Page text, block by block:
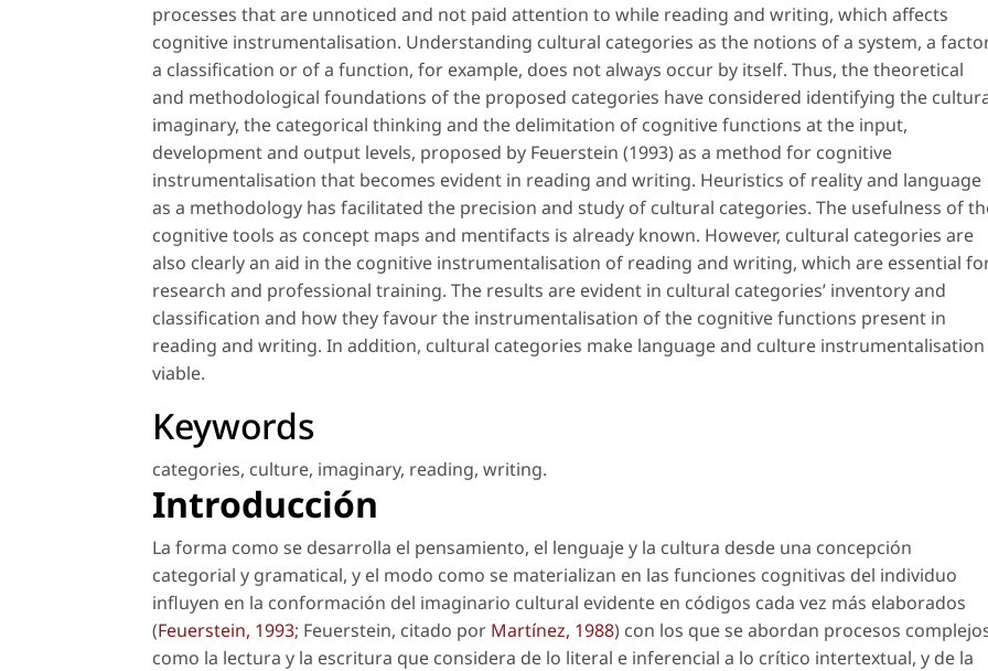
processes that are unnoticed and not paid attention to while reading and writing, which affects
cognitive instrumentalisation. Understanding cultural categories as the notions of a system, a
a classification or of a function, for example, does not always occur by itself. Thus, the theoretical
and methodological foundations of the proposed categories have considered identifying the
imaginary, the categorical thinking and the delimitation of cognitive functions at the input,
development and output levels, proposed by Feuerstein (1993) as a method for cognitive
instrumentalisation that becomes evident in reading and writing. Heuristics of reality and language
as a methodology has facilitated the precision and study of cultural categories. The usefulness of
cognitive tools as concept maps and mentifacts is already known. However, cultural categories are
also clearly an aid in the cognitive instrumentalisation of reading and writing, which are essential
research and professional training. The results are evident in cultural categories’ inventory and
classification and how they favour the instrumentalisation of the cognitive functions present in
reading and writing. In addition, cultural categories make language and culture instrumentalisation
viable.
Keywords
categories, culture, imaginary, reading, writing.
Introducción
La forma como se desarrolla el pensamiento, el lenguaje y la cultura desde una concepción
categorial y gramatical, y el modo como se materializan en las funciones cognitivas del individuo
influyen en la conformación del imaginario cultural evidente en códigos cada vez más elaborados
(Feuerstein, 1993; Feuerstein, citado por Martínez, 1988) con los que se abordan procesos
como la lectura y la escritura que considera de lo literal e inferencial a lo crítico intertextual, y de la